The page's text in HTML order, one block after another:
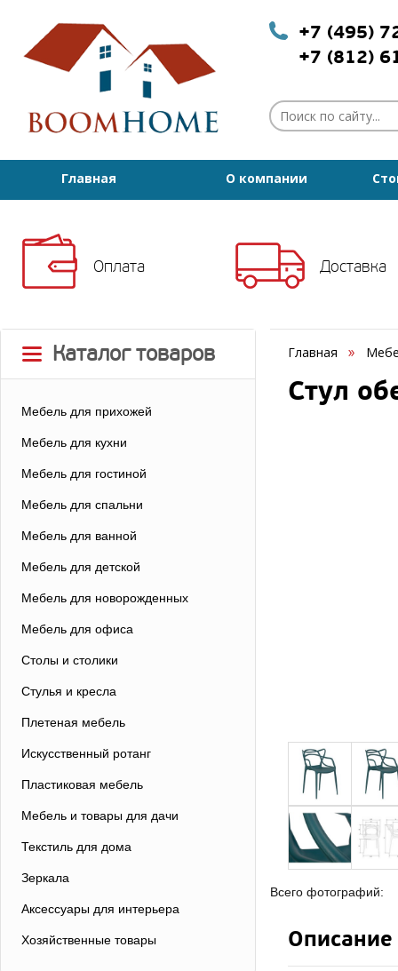
+7 (495)
+7 (812)
Главная О компании
Оплата Доставка
Каталог товаров
Мебель для прихожей
Мебель для кухни
Мебель для гостиной
Мебель для спальни
Мебель для ванной
Мебель для детской
Мебель для новорожденных
Мебель для офиса
Столы и столики
Стулья и кресла
Плетеная мебель
Искусственный ротанг
Пластиковая мебель
Мебель и товары для дачи
Текстиль для дома
Зеркала
Аксессуары для интерьера
Хозяйственные товары
Главная
Стул
Всего фотографий:
Описание